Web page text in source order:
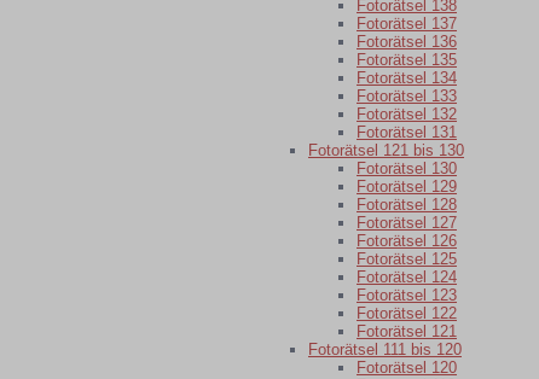
Fotorätsel 138
Fotorätsel 137
Fotorätsel 136
Fotorätsel 135
Fotorätsel 134
Fotorätsel 133
Fotorätsel 132
Fotorätsel 131
Fotorätsel 121 bis 130
Fotorätsel 130
Fotorätsel 129
Fotorätsel 128
Fotorätsel 127
Fotorätsel 126
Fotorätsel 125
Fotorätsel 124
Fotorätsel 123
Fotorätsel 122
Fotorätsel 121
Fotorätsel 111 bis 120
Fotorätsel 120